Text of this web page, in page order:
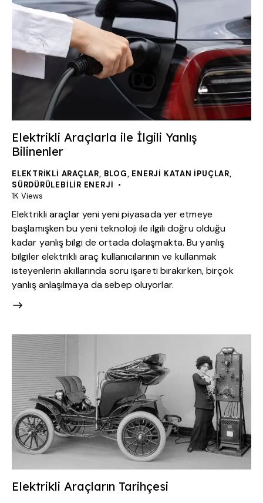
Elektrikli Araçlarla ile İlgili Yanlış
Bilinenler
ELEKTRIKLI ARAÇLAR, BLOG, ENERJI KATAN İPUÇLAR,
SÜRDÜRÜLEBILIR ENERJI
1K Views
Elektrikli araçlar yeni yeni piyasada yer etmeye
başlamışken bu yeni teknoloji ile ilgili doğru olduğu
kadar yanlış bilgi de ortada dolaşmakta. Bu yanlış
bilgiler elektrikli araç kullanıcılarının ve kullanmak
isteyenlerin akıllarında soru işareti bırakırken, birçok
yanlış anlaşılmaya da sebep oluyorlar.
Elektrikli Araçların Tarihçesi